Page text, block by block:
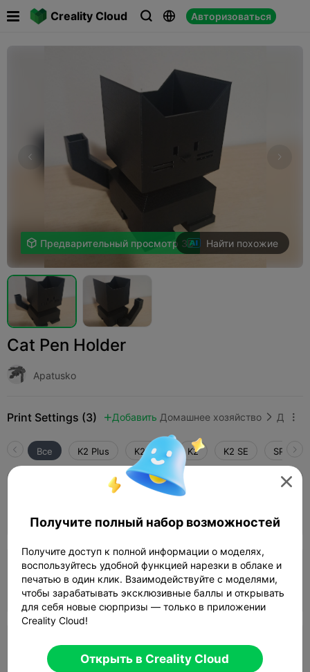
Creality Cloud   Авторизоваться
 Предварительный просмотр 3D Найти похожие
Cat Pen Holder
Apatusko
Print Settings (3)  Добавить Домашнее хозяйство  
Все K2 Plus K2 Pro K2 K2 SE SPARKX
0.2mm layer, 2 walls, 15% infill
0.2mm layer, 2 walls, 15% infill
 01h 16m  1 plates  53.71g
0.2mm layer, 2 walls, 15% infill
 01h 49m  1 plates  53.43g

Получите полный набор возможностей
Получите доступ к полной информации о моделях,
воспользуйтесь удобной функцией нарезки в облаке и
печатью в один клик. Взаимодействуйте с моделями,
чтобы зарабатывать эксклюзивные баллы и открывать
для себя новые сюрпризы — только в приложении
Creality Cloud!
Открыть в Creality Cloud